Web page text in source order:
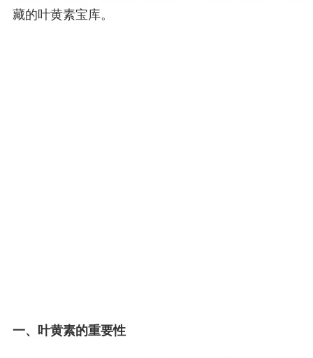
藏的叶黄素宝库。
一、叶黄素的重要性